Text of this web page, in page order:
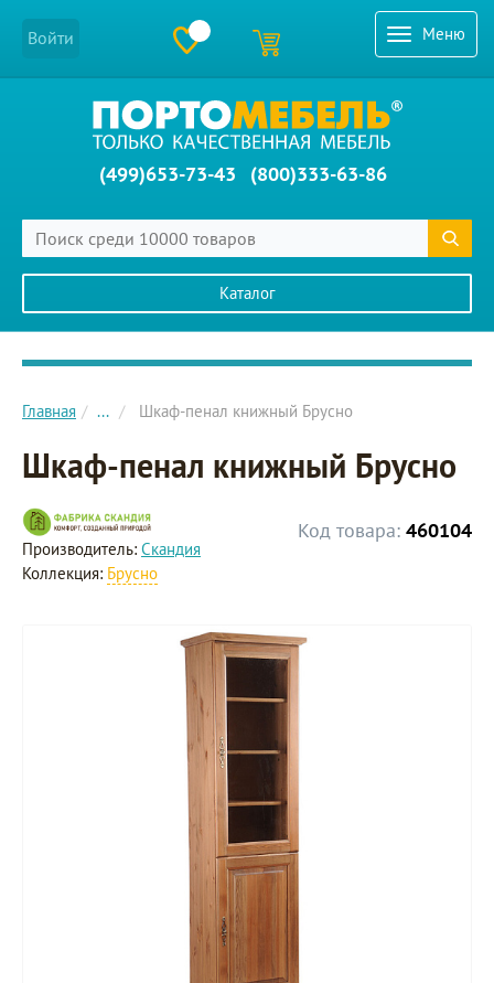
Меню
Войти
(499)653-73-43 (800)333-63-86
Каталог
Главное меню сайта
Главная ... Шкаф-пенал книжный Брусно
Шкаф-пенал книжный Брусно
Код товара: 460104
Производитель: Скандия
Коллекция: Брусно